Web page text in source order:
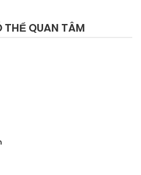
THỂ QUAN TÂM